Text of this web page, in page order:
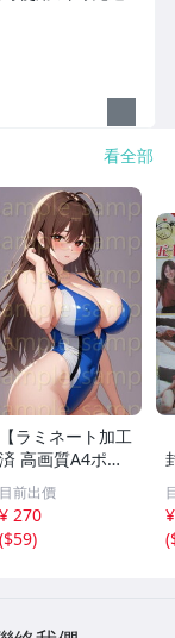
用
看全部
【ラミネート加工
済 高画質A4ポス
ター】1582 AI美
女 イラスト ポス
ター セクシー か
わいい 水着 下着
目前出價
¥ 270
($59)
(